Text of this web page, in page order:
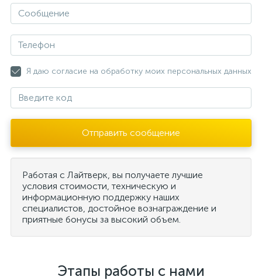
Я даю согласие на обработку моих персональных данных
Отправить сообщение
Работая с Лайтверк, вы получаете лучшие
условия стоимости, техническую и
информационную поддержку наших
специалистов, достойное вознаграждение и
приятные бонусы за высокий объем.
Этапы работы с нами